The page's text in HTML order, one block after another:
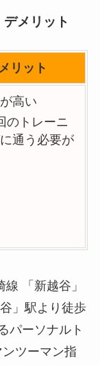
メリット
リット
高い
のトレーニ
通う必要が
「新越谷」
」駅より徒歩
パーソナルト
ツーマン指